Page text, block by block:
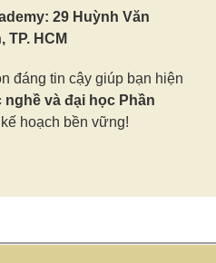
29 Huỳnh Văn
TP. HCM
đáng tin cậy giúp bạn hiện
nghề và đại học Phần
hoạch bền vững!